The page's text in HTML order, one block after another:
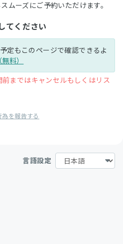
ムーズにご予約いただけます。
てください
定もこのページで確認できるよ
料）
前まではキャンセルもしくはリス
為を報告する
言語設定